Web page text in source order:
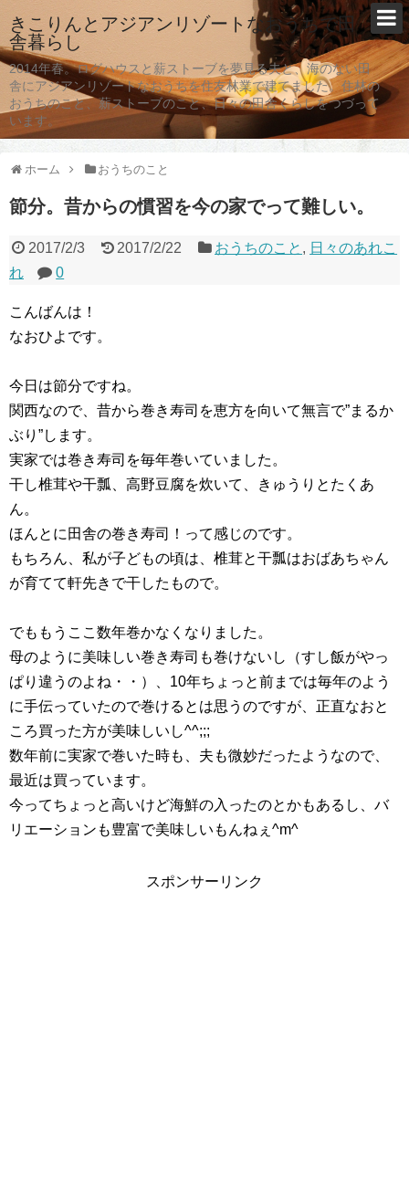
きこりんとアジアンリゾートなおうちで田
舎暮らし
2014年春。ログハウスと薪ストーブを夢見る夫と、海のない田
舎にアジアンリゾートなおうちを住友林業で建てました。住林の
おうちのこと、薪ストーブのこと、日々の田舎くらしをつづって
います。
ホーム おうちのこと
節分。昔からの慣習を今の家でって難しい。
2017/2/3 2017/2/22 おうちのこと , 日々のあれこ
れ
0
こんばんは！
なおひよです。
今日は節分ですね。
関西なので、昔から巻き寿司を恵方を向いて無言で”まるか
ぶり”します。
実家では巻き寿司を毎年巻いていました。
干し椎茸や干瓢、高野豆腐を炊いて、きゅうりとたくあ
ん。
ほんとに田舎の巻き寿司！って感じのです。
もちろん、私が子どもの頃は、椎茸と干瓢はおばあちゃん
が育てて軒先きで干したもので。
でももうここ数年巻かなくなりました。
母のように美味しい巻き寿司も巻けないし（すし飯がやっ
ぱり違うのよね・・）、10年ちょっと前までは毎年のよう
に手伝っていたので巻けるとは思うのですが、正直なおと
ころ買った方が美味しいし^^;;;
数年前に実家で巻いた時も、夫も微妙だったようなので、
最近は買っています。
今ってちょっと高いけど海鮮の入ったのとかもあるし、バ
リエーションも豊富で美味しいもんねぇ^m^
スポンサーリンク